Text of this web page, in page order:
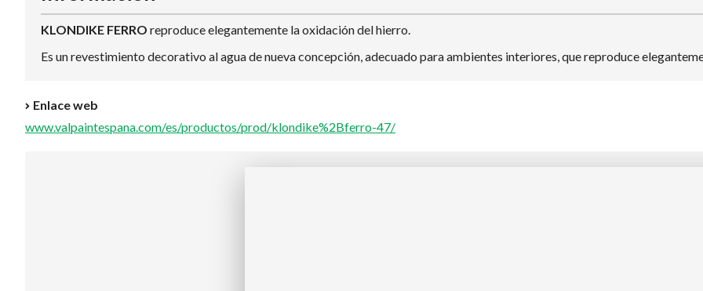
KLONDIKE FERRO reproduce elegantemente la oxidación del hierro.
Es un revestimiento decorativo al agua de nueva concepción, adecuado para ambientes interiores, que reproduce
Enlace web
www.valpaintespana.com/es/productos/prod/klondike%2Bferro-47/